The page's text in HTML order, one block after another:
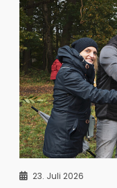
23. Juli 2026